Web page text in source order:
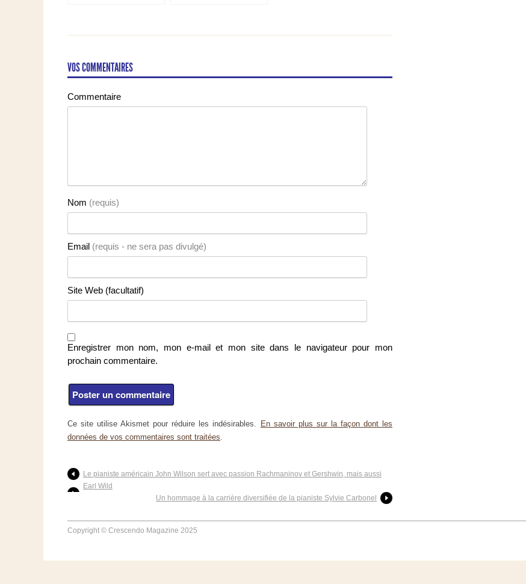
VOS COMMENTAIRES
Commentaire
Nom (requis)
Email (requis - ne sera pas divulgé)
Site Web (facultatif)
Enregistrer mon nom, mon e-mail et mon site dans le navigateur pour mon
prochain commentaire.
Ce site utilise Akismet pour réduire les indésirables.
En savoir plus sur la façon dont les
données de vos commentaires sont traitées.
Le pianiste américain John Wilson sert avec passion Rachmaninov et Gershwin, mais aussi
Earl Wild
Un hommage à la carrière diversifiée de la pianiste Sylvie Carbonel
Copyright © Crescendo Magazine 2025